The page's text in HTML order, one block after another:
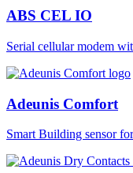
ABS CEL IO
Serial cellular modem
Adeunis Comfort
Smart Building sensor